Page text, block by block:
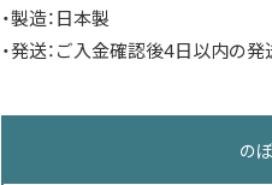
・製造：日本製
・発送：ご入金確認後4日以内の発
の